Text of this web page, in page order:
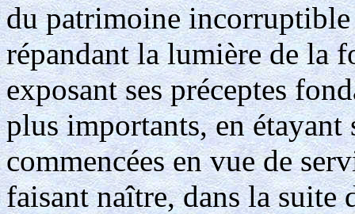
du patrimoine incorruptible
répandant la lumière de la
exposant ses préceptes
plus importants, en
commencées en vue de
faisant naître, dans la suite